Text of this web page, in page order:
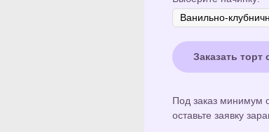
Заказать
Под заказ минимум
оставьте заявку